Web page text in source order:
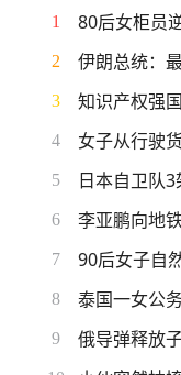
1 80后女柜员
2 伊朗总统：
3 知识产权强
4 女子从行驶
5
6 李亚鹏向地
7 90后女子自
8 泰国一女公
9 俄导弹释放